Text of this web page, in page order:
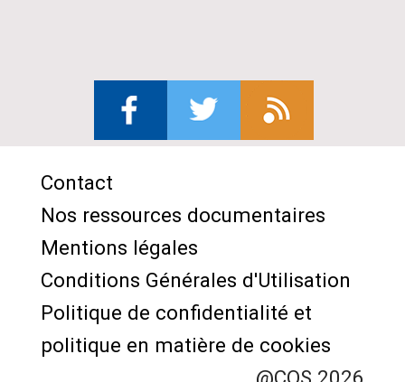
Menu
Pied
de
page
Contact
Nos ressources documentaires
Mentions légales
Conditions Générales d'Utilisation
Politique de confidentialité et
politique en matière de cookies